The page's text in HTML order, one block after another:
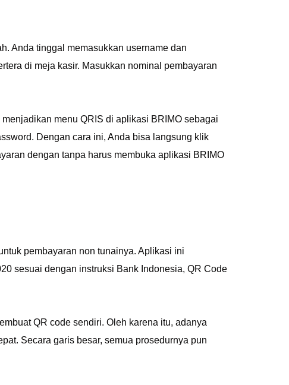
Anda tinggal memasukkan username dan
di meja kasir. Masukkan nominal pembayaran
menu QRIS di aplikasi BRIMO sebagai
Dengan cara ini, Anda bisa langsung klik
dengan tanpa harus membuka aplikasi BRIMO
pembayaran non tunainya. Aplikasi ini
sesuai dengan instruksi Bank Indonesia, QR Code
QR code sendiri. Oleh karena itu, adanya
Secara garis besar, semua prosedurnya pun